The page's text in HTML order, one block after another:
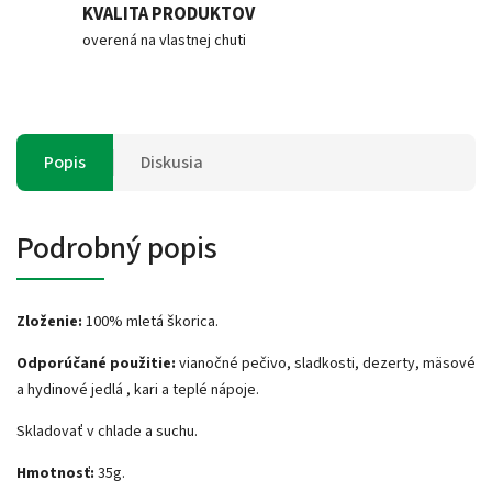
KVALITA PRODUKTOV
overená na vlastnej chuti
Popis Diskusia
Podrobný popis
Zloženie: 100% mletá škorica.
Odporúčané použitie: vianočné pečivo, sladkosti, dezerty, mäsové
a hydinové jedlá , kari a teplé nápoje.
Skladovať v chlade a suchu.
Hmotnosť: 35g.